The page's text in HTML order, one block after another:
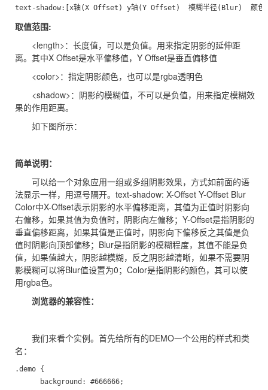
text-shadow:[x轴(X Offset) y轴(Y Offset)  模糊半径(Blur)
取值范围:
<length>：长度值，可以是负值。用来指定阴影的延伸距
离。其中X Offset是水平偏移值，Y Offset是垂直偏移值
<color>：指定阴影颜色，也可以是rgba透明色
<shadow>：阴影的模糊值，不可以是负值，用来指定模糊效
果的作用距离。
如下图所示：
简单说明：
可以给一个对象应用一组或多组阴影效果，方式如前面的语
法显示一样，用逗号隔开。text-shadow: X-Offset Y-Offset Blur
Color中X-Offset表示阴影的水平偏移距离，其值为正值时阴影向
右偏移，如果其值为负值时，阴影向左偏移；Y-Offset是指阴影的
垂直偏移距离，如果其值是正值时，阴影向下偏移反之其值是负
值时阴影向顶部偏移；Blur是指阴影的模糊程度，其值不能是负
值，如果值越大，阴影越模糊，反之阴影越清晰，如果不需要阴
影模糊可以将Blur值设置为0；Color是指阴影的颜色，其可以使
用rgba色。
浏览器的兼容性：
我们来看个实例。首先给所有的DEMO一个公用的样式和类
名：
.demo {
      background: #666666;